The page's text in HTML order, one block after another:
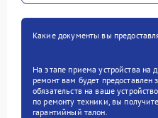
Какие документы вы
На этапе приема устройства на
ремонт вам будет предоставлен
обязательств на ваше
по ремонту техники, вы
гарантийный талон.